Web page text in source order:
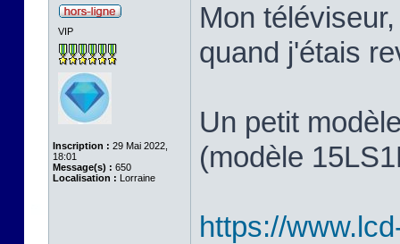
VIP
Inscription : 29 Mai 2022,
18:01
Message(s) : 650
Localisation : Lorraine
Mon
quand j'étais
Un petit
(modèle
https://